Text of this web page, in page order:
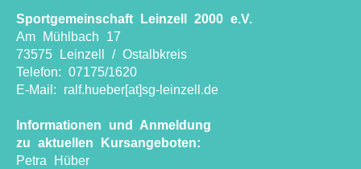
Sportgemeinschaft Leinzell 2000 e.V.
Am Mühlbach 17
73575 Leinzell / Ostalbkreis
Telefon: 07175/1620
E-Mail: ralf.hueber[at]sg-leinzell.de
Informationen und Anmeldung
zu aktuellen Kursangeboten:
Petra Hüber